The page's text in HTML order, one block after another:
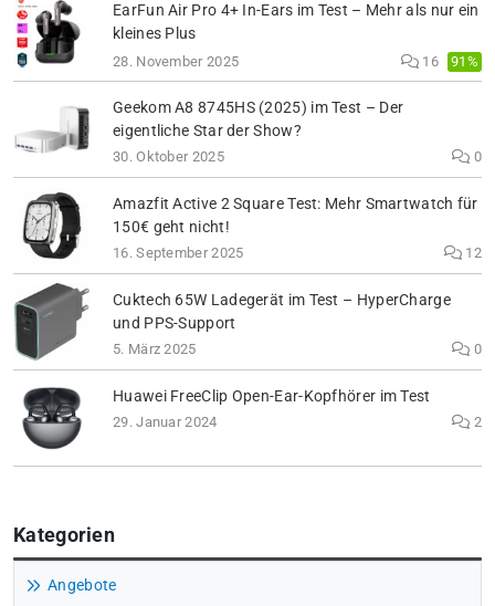
EarFun Air Pro 4+ In-Ears im Test – Mehr als nur ein
kleines Plus
28. November 2025 16 91%
Geekom A8 8745HS (2025) im Test – Der
eigentliche Star der Show?
30. Oktober 2025 0
Amazfit Active 2 Square Test: Mehr Smartwatch für
150€ geht nicht!
16. September 2025 12
Cuktech 65W Ladegerät im Test – HyperCharge
und PPS-Support
5. März 2025 0
Huawei FreeClip Open-Ear-Kopfhörer im Test
29. Januar 2024 2
Kategorien
Angebote